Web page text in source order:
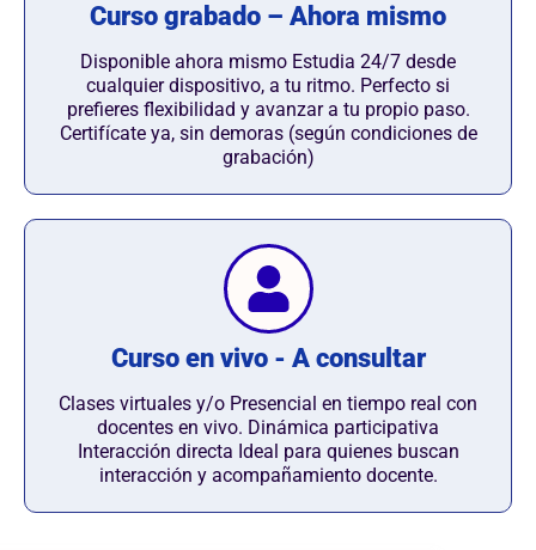
Curso grabado – Ahora mismo
Disponible ahora mismo Estudia 24/7 desde
cualquier dispositivo, a tu ritmo. Perfecto si
prefieres flexibilidad y avanzar a tu propio paso.
Certifícate ya, sin demoras (según condiciones de
grabación)
Curso en vivo - A consultar
Clases virtuales y/o Presencial en tiempo real con
docentes en vivo. Dinámica participativa
Interacción directa Ideal para quienes buscan
interacción y acompañamiento docente.